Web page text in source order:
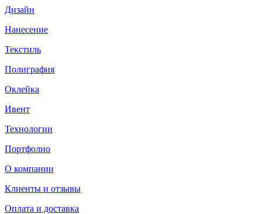
Дизайн
Нанесение
Текстиль
Полиграфия
Оклейка
Ивент
Технологии
Портфолио
О компании
Клиенты и отзывы
Оплата и доставка